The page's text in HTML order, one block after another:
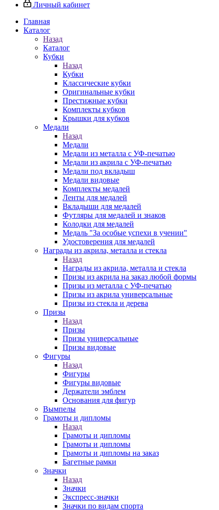
Личный кабинет
Главная
Каталог
Назад
Каталог
Кубки
Назад
Кубки
Классические кубки
Оригинальные кубки
Престижные кубки
Комплекты кубков
Крышки для кубков
Медали
Назад
Медали
Медали из металла с УФ-печатью
Медали из акрила с УФ-печатью
Медали под вкладыш
Медали видовые
Комплекты медалей
Ленты для медалей
Вкладыши для медалей
Футляры для медалей и знаков
Колодки для медалей
Медаль "За особые успехи в учении"
Удостоверения для медалей
Награды из акрила, металла и стекла
Назад
Награды из акрила, металла и стекла
Призы из акрила на заказ любой формы
Призы из металла с УФ-печатью
Призы из акрила универсальные
Призы из стекла и дерева
Призы
Назад
Призы
Призы универсальные
Призы видовые
Фигуры
Назад
Фигуры
Фигуры видовые
Держатели эмблем
Основания для фигур
Вымпелы
Грамоты и дипломы
Назад
Грамоты и дипломы
Грамоты и дипломы
Грамоты и дипломы на заказ
Багетные рамки
Значки
Назад
Значки
Экспресс-значки
Значки по видам спорта